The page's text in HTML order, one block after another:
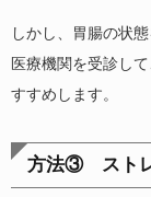
しかし、胃腸の状
医療機関を受診して
すすめします。
方法③ スト